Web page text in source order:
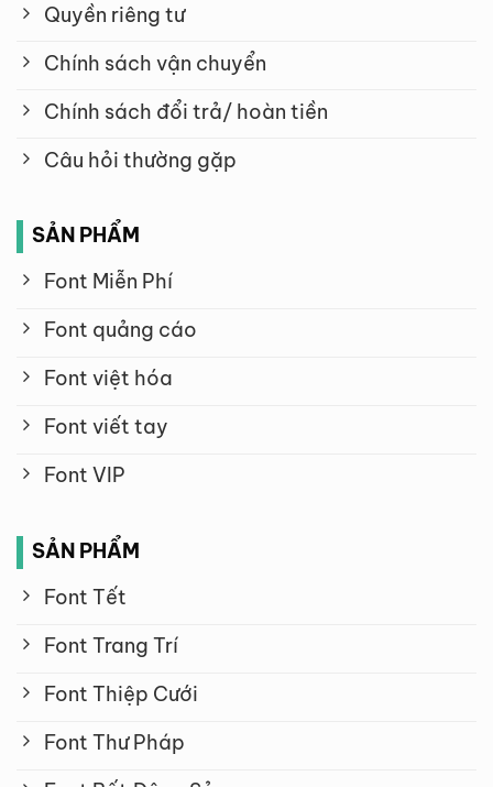
Quyền riêng tư
Chính sách vận chuyển
Chính sách đổi trả/ hoàn tiền
Câu hỏi thường gặp
SẢN PHẨM
Font Miễn Phí
Font quảng cáo
Font việt hóa
Font viết tay
Font VIP
SẢN PHẨM
Font Tết
Font Trang Trí
Font Thiệp Cưới
Font Thư Pháp